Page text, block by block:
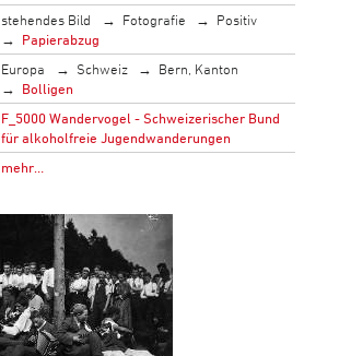
stehendes Bild Fotografie
Positiv
Papierabzug
Europa Schweiz
Bern, Kanton
Bolligen
F_5000 Wandervogel - Schweizerischer Bund
für alkoholfreie Jugendwanderungen
mehr…